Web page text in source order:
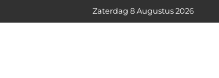
Zaterdag 8 Augustus 2026